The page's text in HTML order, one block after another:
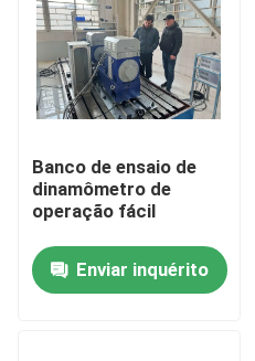
Banco de ensaio de
dinamômetro de
operação fácil
Enviar inquérito